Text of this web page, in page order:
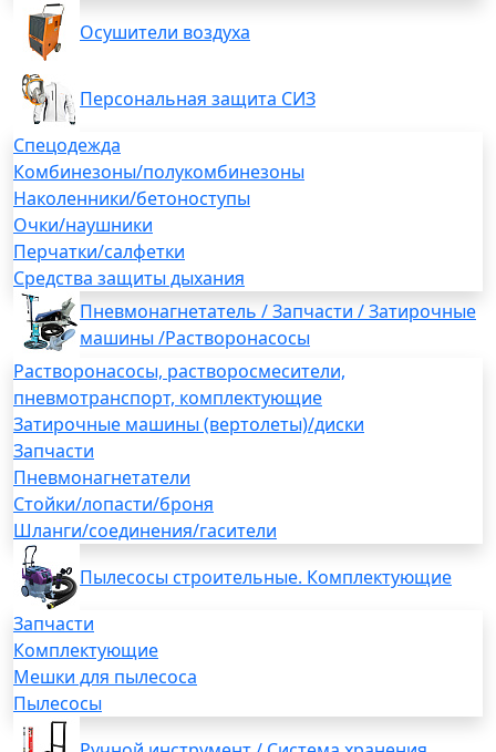
Осушители воздуха
Персональная защита СИЗ
Спецодежда
Комбинезоны/полукомбинезоны
Наколенники/бетоноступы
Очки/наушники
Перчатки/салфетки
Средства защиты дыхания
Пневмонагнетатель / Запчасти / Затирочные
машины /Растворонасосы
Растворонасосы, растворосмесители,
пневмотранспорт, комплектующие
Затирочные машины (вертолеты)/диски
Запчасти
Пневмонагнетатели
Стойки/лопасти/броня
Шланги/соединения/гасители
Пылесосы строительные. Комплектующие
Запчасти
Комплектующие
Мешки для пылесоса
Пылесосы